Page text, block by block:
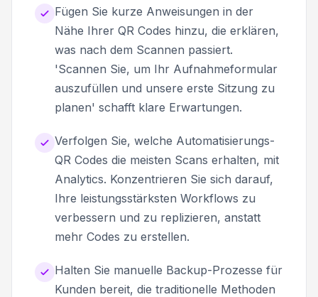
Fügen Sie kurze Anweisungen in der
Nähe Ihrer QR Codes hinzu, die erklären,
was nach dem Scannen passiert.
'Scannen Sie, um Ihr Aufnahmeformular
auszufüllen und unsere erste Sitzung zu
planen' schafft klare Erwartungen.
Verfolgen Sie, welche Automatisierungs-
QR Codes die meisten Scans erhalten, mit
Analytics. Konzentrieren Sie sich darauf,
Ihre leistungsstärksten Workflows zu
verbessern und zu replizieren, anstatt
mehr Codes zu erstellen.
Halten Sie manuelle Backup-Prozesse für
Kunden bereit, die traditionelle Methoden